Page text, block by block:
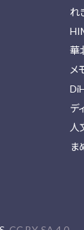
れ
華
メ
デ
人
ま